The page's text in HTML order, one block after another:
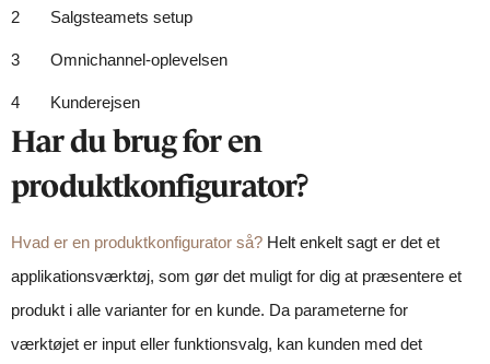
Salgsteamets setup
Omnichannel-oplevelsen
Kunderejsen
Har du brug for en
produktkonfigurator?
Hvad er en produktkonfigurator så? Helt enkelt sagt er det et
applikationsværktøj, som gør det muligt for dig at præsentere et
produkt i alle varianter for en kunde. Da parameterne for
værktøjet er input eller funktionsvalg, kan kunden med det